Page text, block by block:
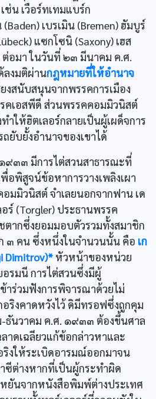
ช่น เวือร์ทเทมแบร์ก
เบรเมิน (Bremen) ฮัมบูร์
แซกโซนิ (Saxony) เฮส
ต่อมา ในวันที่ ๒๓ มีนาคม ค.ศ.
ลงมติผ่านกฎหมายที่ให้อำนาจ
ยงสนับสนุนจากพรรคการเมือง
คเอสพีดี ส่วนพรรคคอมมิวนิสต์
ให้ฮิตเลอร์กลายเป็นผู้เผด็จการ
ยับยั้งอำนาจของเขาได้
๙๓๓ มีการไต่สวนสาธารณะที่
อพิสูจน์ข้อหาการวางเพลิงเผา
มมิวนิสต์ จำเลยนอกจากฟาน เด
ร์ (Torgler) ประธานพรรค
ตากซึ่งยอมมอบตัวรวมทั้งสมาชิก
๓ คน ซึ่งหนึ่งในจำนวนนั้น คือ เก
Dimitrov)* หัวหน้าของหน่วย
รมนี การไต่สวนซึ่งมีผู้
าร่วมฟังการพิจารณาด้วยไม่
อริงคาดหวังไว้ ดิมีทรอฟซึ่งถูกคุม
-ธันวาคม ค.ศ. ๑๙๓๓ ต้องขึ้นศาล
าดเฉลียวแก้ข้อกล่าวหาและ
ริงให้ระเบิดอารมณ์ออกมาจน
ซีต่างหากที่เป็นผู้กระทำผิด
หยันจากหนังสือพิมพ์ต่างประเทศ